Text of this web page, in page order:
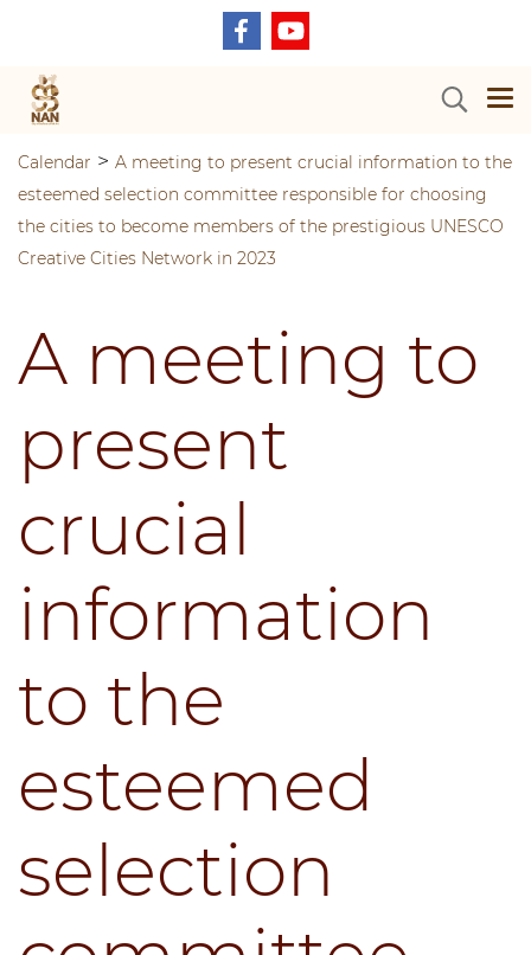
Calendar > A meeting to present crucial information to the
esteemed selection committee responsible for choosing
the cities to become members of the prestigious UNESCO
Creative Cities Network in 2023
A meeting to
present
crucial
information
to the
esteemed
selection